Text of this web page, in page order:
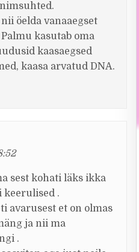
öelda vanaaegset
kasutab oma
kaasaegsed
kaasa arvatud DNA.
sest kohati läks ikka
keerulised .
avarusest et on olmas
ja nii ma
.